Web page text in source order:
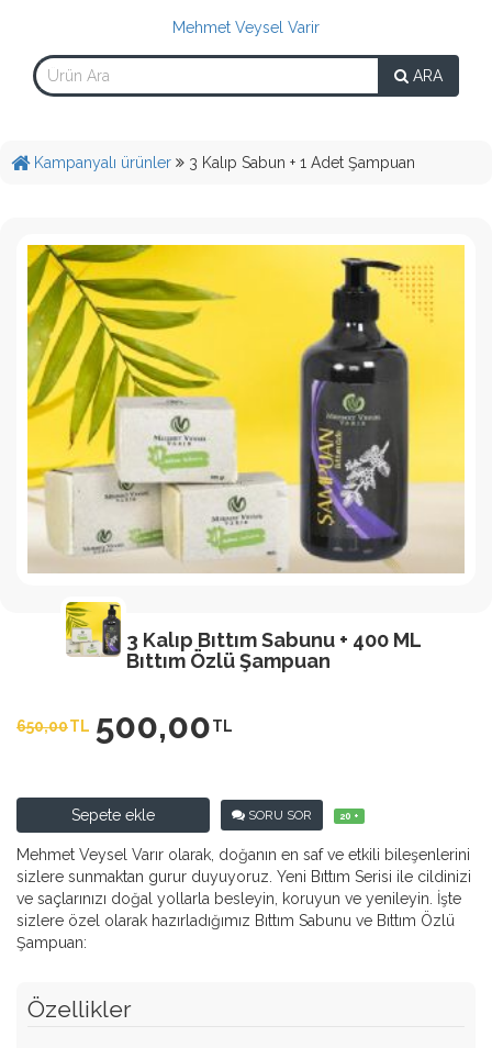
Mehmet Veysel Varir
ARA
Kampanyalı ürünler 3 Kalıp Sabun + 1 Adet Şampuan
3 Kalıp Bıttım Sabunu + 400 ML
Bıttım Özlü Şampuan
650,00TL 500,00TL
Sepete ekle SORU SOR 20 +
Mehmet Veysel Varır olarak, doğanın en saf ve etkili bileşenlerini
sizlere sunmaktan gurur duyuyoruz. Yeni Bıttım Serisi ile cildinizi
ve saçlarınızı doğal yollarla besleyin, koruyun ve yenileyin. İşte
sizlere özel olarak hazırladığımız Bıttım Sabunu ve Bıttım Özlü
Şampuan:
Özellikler